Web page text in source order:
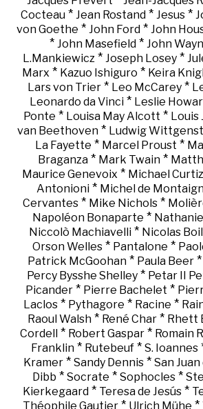
Cocteau * Jean Rostand * Jesus *
von Goethe * John Ford * John
* John Masefield * John
L.Mankiewicz* Joseph Losey*
Marx * Kazuo Ishiguro * Keira
Lars von Trier* Leo McCarey*
Leonardo da Vinci * Leslie
Ponte * Louisa May Alcott * Louis
van Beethoven * Ludwig
La Fayette * Marcel Proust *
Braganza* Mark Twain*
Maurice Genevoix * Michael Curtiz
Antonioni* Michel de
Cervantes * Mike Nichols *
Napoléon Bonaparte *
Niccolò Machiavelli * Nicolas
Orson Welles* Pantalone *
Patrick McGoohan * Paula Beer *
Percy Bysshe Shelley * Petar II
Picander * Pierre Bachelet *
Laclos* Pythagore * Racine *
Raoul Walsh* René Char* Rhett
Cordell * Robert Gaspar* Romain
Franklin* Rutebeuf* S. Ioannes
Kramer * Sandy Dennis * San
Dibb * Socrate * Sophocles *
Kierkegaard* Teresa de Jesús*
Théophile Gautier * Ulrich Mühe *